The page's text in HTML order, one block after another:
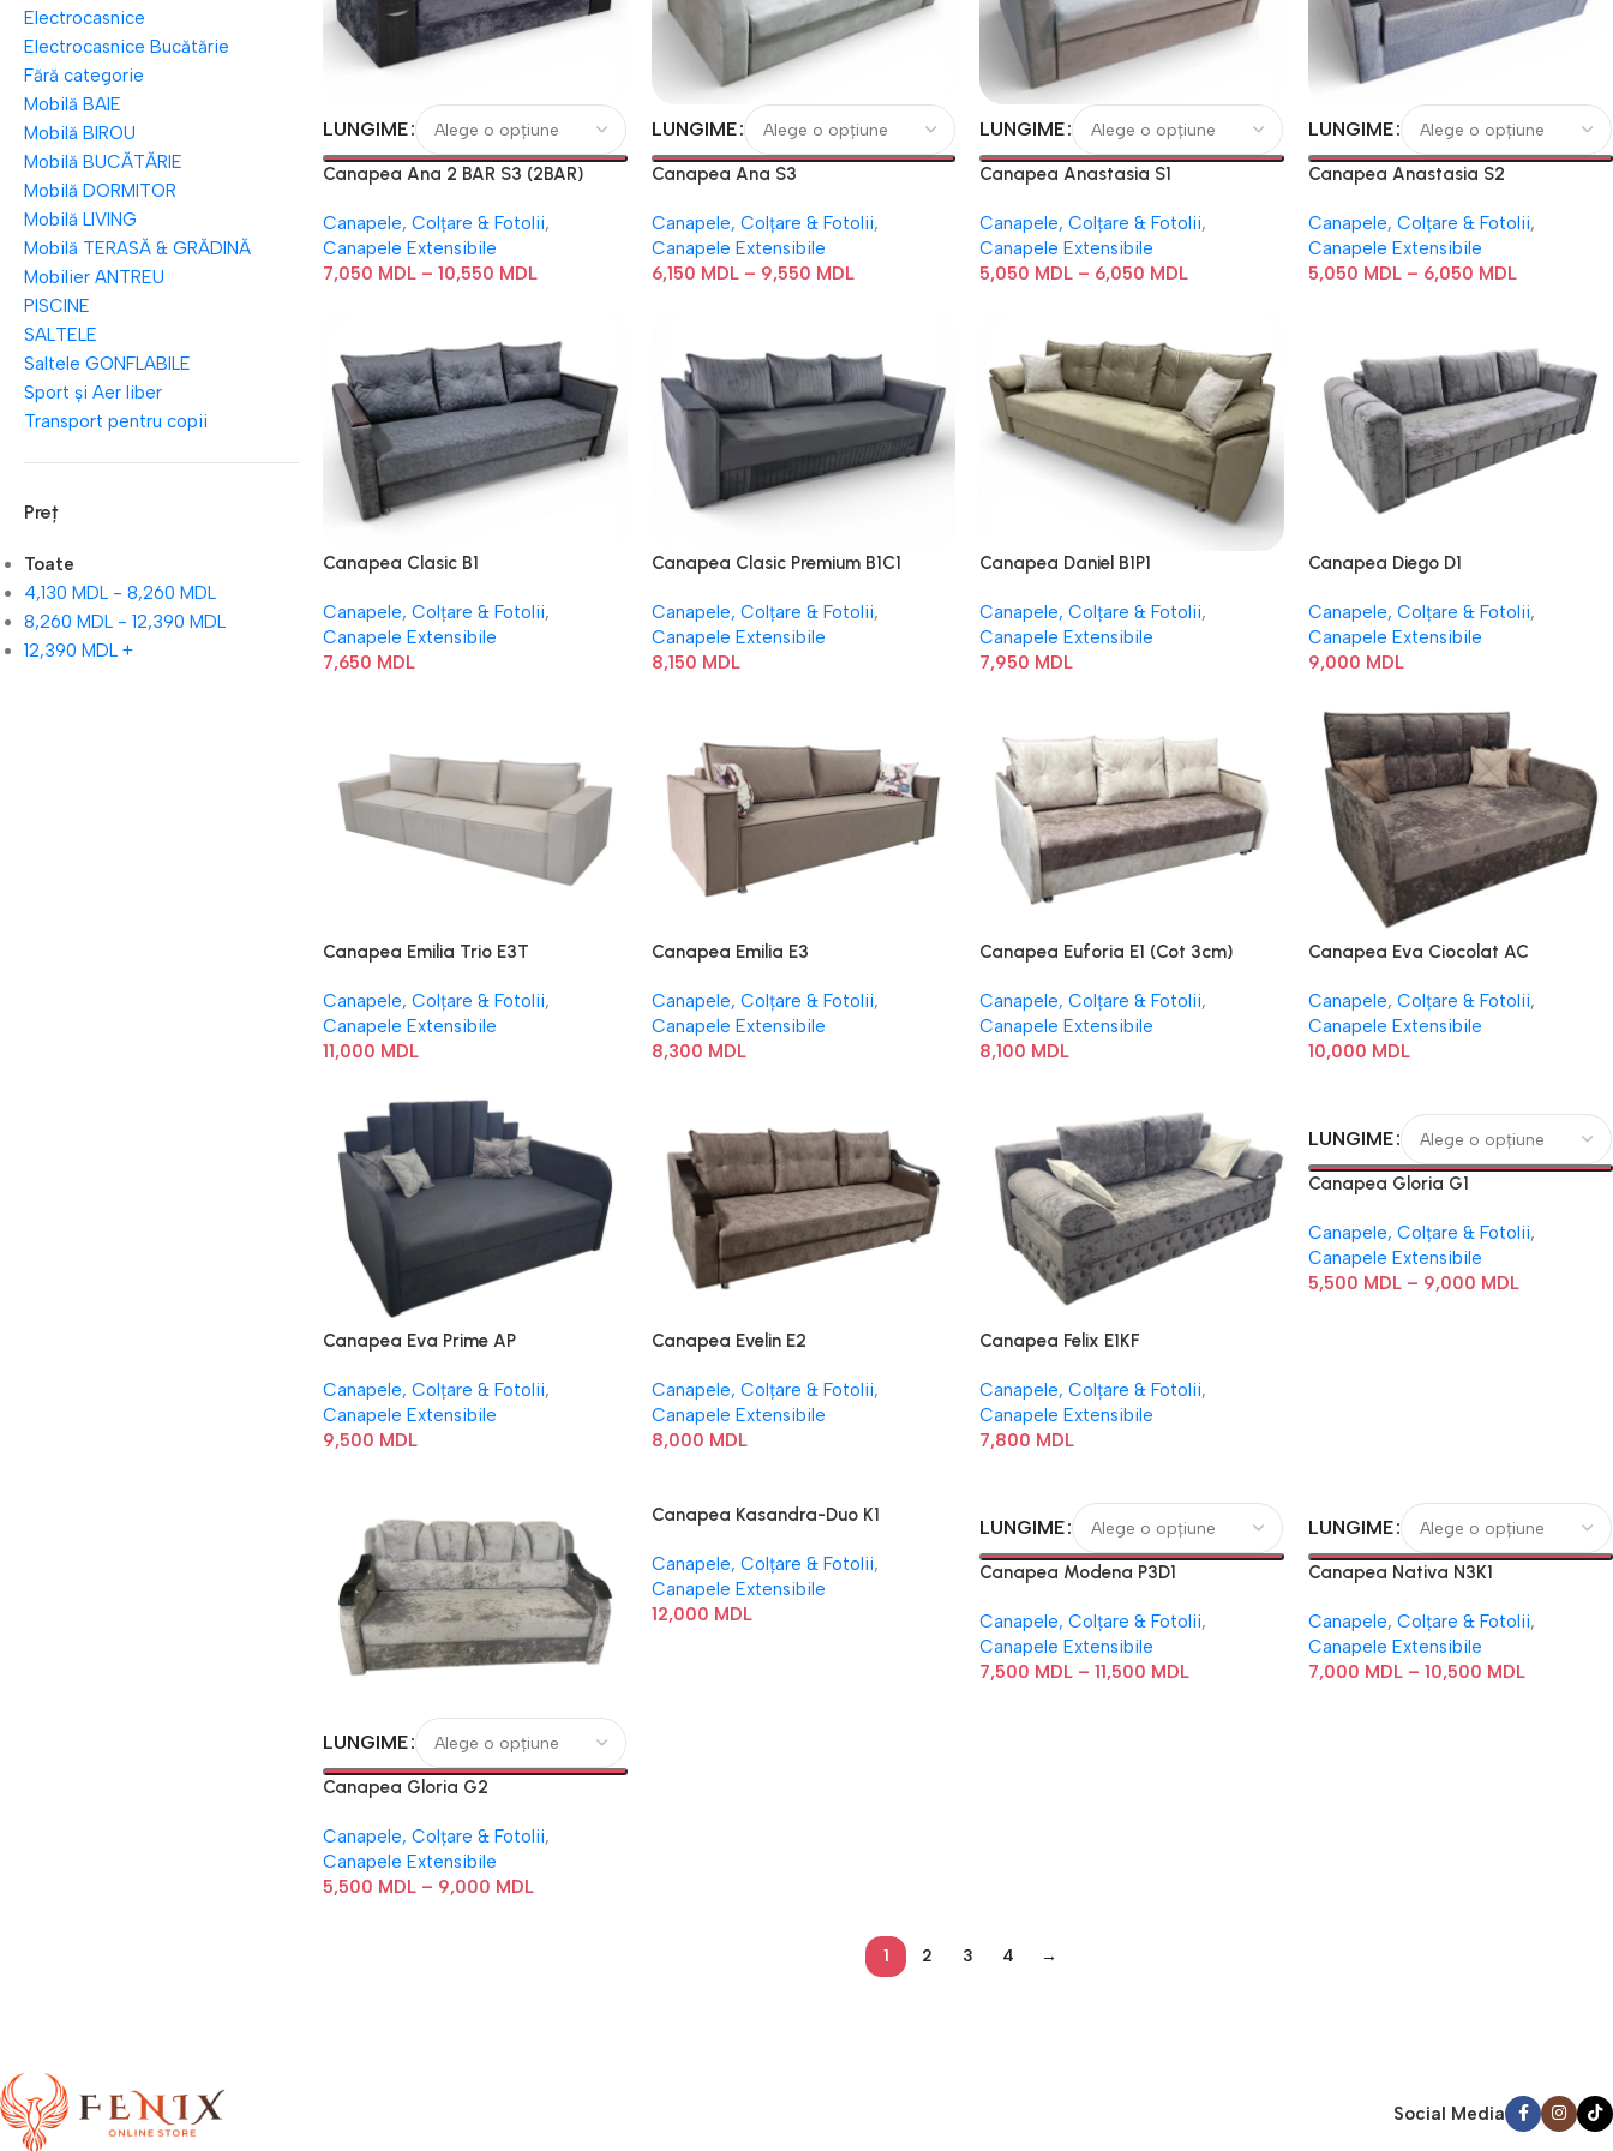
Electrocasnice
Electrocasnice Bucătărie
Fără categorie
Mobilă BAIE
Mobilă BIROU
Mobilă BUCĂTĂRIE
Mobilă DORMITOR
Mobilă LIVING
Mobilă TERASĂ & GRĂDINĂ
Mobilier ANTREU
PISCINE
SALTELE
Saltele GONFLABILE
Sport și Aer liber
Transport pentru copii
Preț
Toate
4,130 MDL - 8,260 MDL
8,260 MDL - 12,390 MDL
12,390 MDL +
LUNGIME
Canapea Ana 2 BAR S3 (2BAR)
Canapele, Colțare & Fotolii,
Canapele Extensibile
7,050 MDL – 10,550 MDL
LUNGIME
Canapea Ana S3
Canapele, Colțare & Fotolii,
Canapele Extensibile
6,150 MDL – 9,550 MDL
LUNGIME
Canapea Anastasia S1
Canapele, Colțare & Fotolii,
Canapele Extensibile
5,050 MDL – 6,050 MDL
LUNGIME
Canapea Anastasia S2
Canapele, Colțare & Fotolii,
Canapele Extensibile
5,050 MDL – 6,050 MDL
Canapea Clasic B1
Canapele, Colțare & Fotolii,
Canapele Extensibile
7,650 MDL
Canapea Clasic Premium B1C1
Canapele, Colțare & Fotolii,
Canapele Extensibile
8,150 MDL
Canapea Daniel B1P1
Canapele, Colțare & Fotolii,
Canapele Extensibile
7,950 MDL
Canapea Diego D1
Canapele, Colțare & Fotolii,
Canapele Extensibile
9,000 MDL
Canapea Emilia Trio E3T
Canapele, Colțare & Fotolii,
Canapele Extensibile
11,000 MDL
Canapea Emilia E3
Canapele, Colțare & Fotolii,
Canapele Extensibile
8,300 MDL
Canapea Euforia E1 (Cot 3cm)
Canapele, Colțare & Fotolii,
Canapele Extensibile
8,100 MDL
Canapea Eva Ciocolat AC
Canapele, Colțare & Fotolii,
Canapele Extensibile
10,000 MDL
Canapea Eva Prime AP
Canapele, Colțare & Fotolii,
Canapele Extensibile
9,500 MDL
Canapea Evelin E2
Canapele, Colțare & Fotolii,
Canapele Extensibile
8,000 MDL
Canapea Felix E1KF
Canapele, Colțare & Fotolii,
Canapele Extensibile
7,800 MDL
LUNGIME
Canapea Gloria G1
Canapele, Colțare & Fotolii,
Canapele Extensibile
5,500 MDL – 9,000 MDL
LUNGIME
Canapea Gloria G2
Canapele, Colțare & Fotolii,
Canapele Extensibile
5,500 MDL – 9,000 MDL
Canapea Kasandra-Duo K1
Canapele, Colțare & Fotolii,
Canapele Extensibile
12,000 MDL
LUNGIME
Canapea Modena P3D1
Canapele, Colțare & Fotolii,
Canapele Extensibile
7,500 MDL – 11,500 MDL
LUNGIME
Canapea Nativa N3K1
Canapele, Colțare & Fotolii,
Canapele Extensibile
7,000 MDL – 10,500 MDL
1 2 3 4 →
Social Media